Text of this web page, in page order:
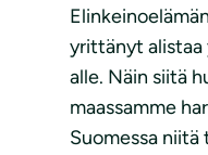
yrittänyt alistaa
alle. Näin siitä
maassamme
Suomessa